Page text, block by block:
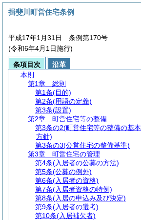
揖斐川町営住宅条例
平成17年1月31日 条例第170号
(令和6年4月1日施行)
条項目次
沿革
本則
第1章
総則
第1条(目的)
第2条(用語の定義)
第3条(設置)
第2章
町営住宅等の整備
第3条の2(町営住宅等の整備の基本
方針)
第3条の3(公営住宅の整備基準)
第3章
町営住宅の管理
第4条(入居者の公募の方法)
第5条(公募の例外)
第6条(入居者の資格)
第7条(入居者資格の特例)
第8条(入居の申込み及び決定)
第9条(入居者の選考)
第10条(入居補欠者)